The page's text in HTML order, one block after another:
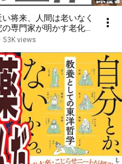
将来、人間は老いなく
専門家が明かす老化の
なぜ生命は老化する？
53K views